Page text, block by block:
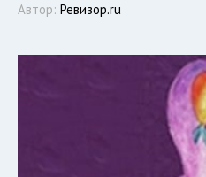
Автор: Ревизор.ru